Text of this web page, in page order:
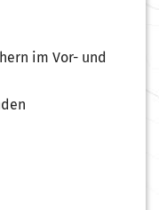
im Vor- und